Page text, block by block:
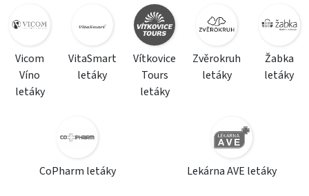
Vicom
Víno
letáky
VitaSmart
letáky
Vítkovice
Tours
letáky
Zvěrokruh
letáky
Žabka
letáky
CoPharm letáky Lekárna AVE letáky